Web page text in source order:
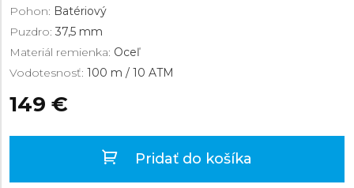
Pohon: Batériový
Puzdro: 37,5 mm
Materiál remienka: Oceľ
Vodotesnosť: 100 m / 10 ATM
149 €
Pridať do košíka